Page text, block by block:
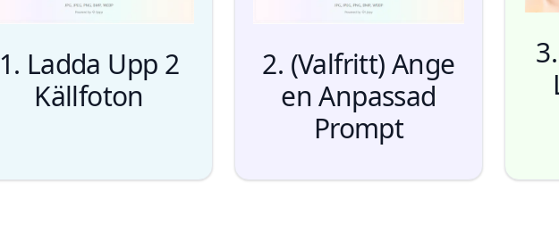
1. Ladda Upp 2
Källfoton
2. (Valfritt) Ange
en Anpassad
Prompt